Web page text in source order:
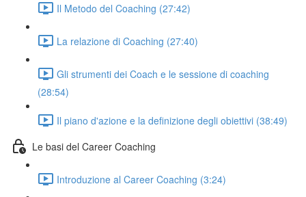
Il Metodo del Coaching (27:42)
La relazione di Coaching (27:40)
Gli strumenti dei Coach e le sessione di coaching
(28:54)
Il piano d'azione e la definizione degli obiettivi (38:49)
Le basi del Career Coaching
Introduzione al Career Coaching (3:24)